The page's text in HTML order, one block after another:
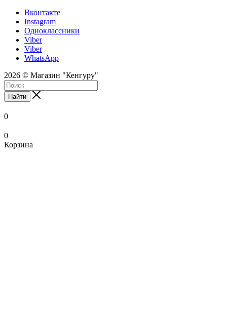
Вконтакте
Instagram
Одноклассники
Viber
Viber
WhatsApp
2026 © Магазин "Кенгуру"
Найти
0
0
Корзина